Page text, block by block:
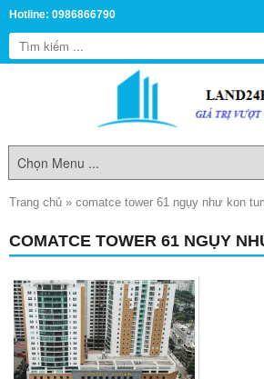
Hotline: 0986866790
Trang chủ » comatce tower 61 ngụy như kon
COMATCE TOWER 61 NGỤY